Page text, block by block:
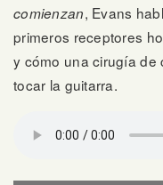
comienzan, Evans
primeros receptores
y cómo una cirugía de
tocar la guitarra.